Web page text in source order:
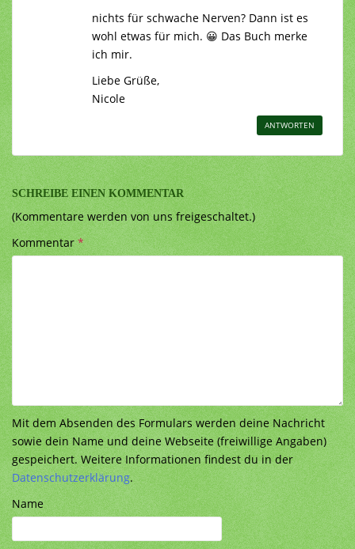
nichts für schwache Nerven? Dann ist es
wohl etwas für mich. 😀 Das Buch merke
ich mir.
Liebe Grüße,
Nicole
ANTWORTEN
SCHREIBE EINEN KOMMENTAR
(Kommentare werden von uns freigeschaltet.)
Kommentar*
Mit dem Absenden des Formulars werden deine Nachricht
sowie dein Name und deine Webseite (freiwillige Angaben)
gespeichert. Weitere Informationen findest du in der
Datenschutzerklärung.
Name